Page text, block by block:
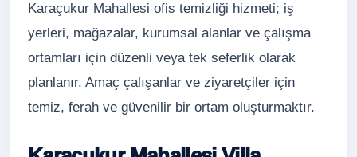
Karaçukur Mahallesi ofis temizliği hizmeti; iş
yerleri, mağazalar, kurumsal alanlar ve çalışma
ortamları için düzenli veya tek seferlik olarak
planlanır. Amaç çalışanlar ve ziyaretçiler için
temiz, ferah ve güvenilir bir ortam oluşturmaktır.